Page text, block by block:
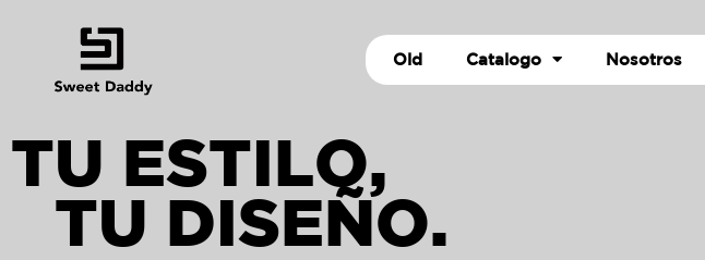
Old Catalogo Nosotros
TU ESTILO,
TU DISEÑO.